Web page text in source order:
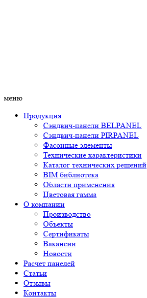
меню
Продукция
Сэндвич-панели BELPANEL
Сэндвич-панели PIRPANEL
Фасонные элементы
Технические характеристики
Каталог технических решений
BIM библиотека
Области применения
Цветовая гамма
О компании
Производство
Объекты
Сертификаты
Вакансии
Новости
Расчет панелей
Статьи
Отзывы
Контакты